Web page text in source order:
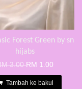
Forest Green by sn
hijabs
3.00RM 1.00
Tambah ke bakul